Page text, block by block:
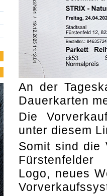
An der
Dauerkarten
Die
unter diesem
Somit sind die
Fürstenfelder
Logo, neues